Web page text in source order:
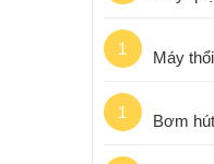
1 Máy
1 Bơm